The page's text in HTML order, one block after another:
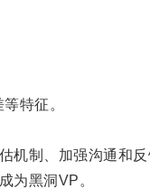
特征。
制、加强沟通和反
为黑洞VP。